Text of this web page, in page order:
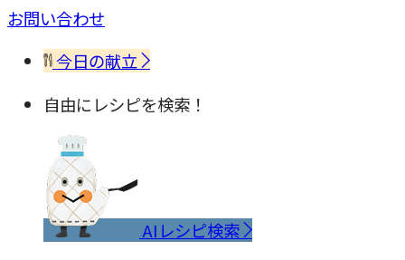
お問い合わせ
今日の献立
自由にレシピを検索！
AIレシピ検索